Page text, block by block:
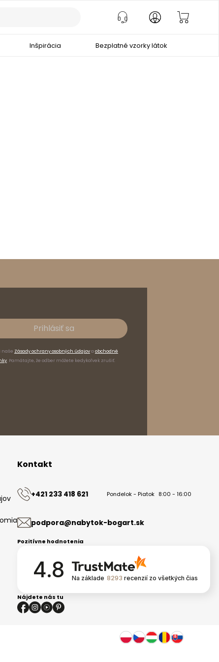
Inšpirácia Bezplatné vzorky látok
Prihlásiť sa
naše Zásady ochrany osobných údajova obchodné
. Pamätajte, že odber môžete kedykoľvek zrušiť.
Kontakt
+421 233 418 621 Pondelok - Piatok 8:00 - 16:00
podpora@nabytok-bogart.sk
Pozitívne hodnotenia
4.8 Na základe 8293 recenzií zo všetkých čias
Nájdete nás tu